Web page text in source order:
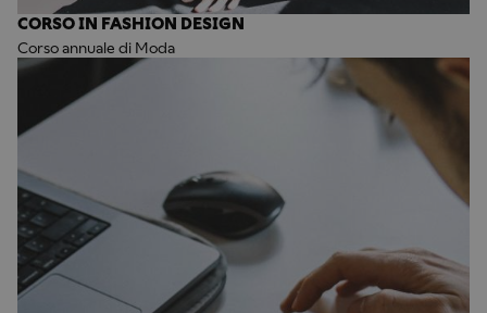
CORSO IN FASHION DESIGN
Corso annuale di Moda